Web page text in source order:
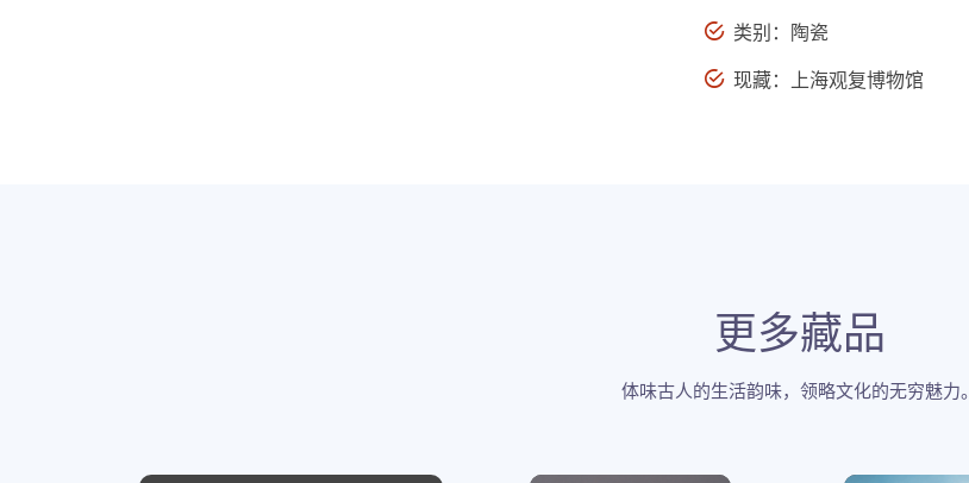
类别：陶瓷
现藏：上海观复博物馆
更多藏品
体味古人的生活韵味，领略文化的无穷魅力。